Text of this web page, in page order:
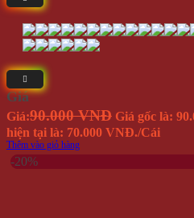
Giá
Giá:90.000 VNĐ Giá gốc là:
hiện tại là: 70.000 VNĐ./Cái
Thêm vào giỏ hàng
-20%